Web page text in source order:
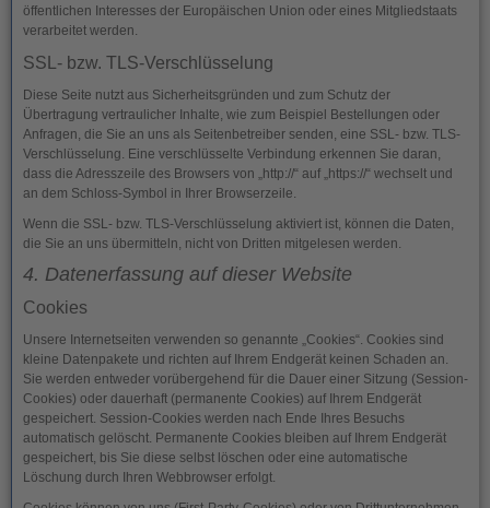
öffentlichen Interesses der Europäischen Union oder eines Mitgliedstaats
verarbeitet werden.
SSL- bzw. TLS-Verschlüsselung
Diese Seite nutzt aus Sicherheitsgründen und zum Schutz der
Übertragung vertraulicher Inhalte, wie zum Beispiel Bestellungen oder
Anfragen, die Sie an uns als Seitenbetreiber senden, eine SSL- bzw. TLS-
Verschlüsselung. Eine verschlüsselte Verbindung erkennen Sie daran,
dass die Adresszeile des Browsers von „http://“ auf „https://“ wechselt und
an dem Schloss-Symbol in Ihrer Browserzeile.
Wenn die SSL- bzw. TLS-Verschlüsselung aktiviert ist, können die Daten,
die Sie an uns übermitteln, nicht von Dritten mitgelesen werden.
4. Datenerfassung auf dieser Website
Cookies
Unsere Internetseiten verwenden so genannte „Cookies“. Cookies sind
kleine Datenpakete und richten auf Ihrem Endgerät keinen Schaden an.
Sie werden entweder vorübergehend für die Dauer einer Sitzung (Session-
Cookies) oder dauerhaft (permanente Cookies) auf Ihrem Endgerät
gespeichert. Session-Cookies werden nach Ende Ihres Besuchs
automatisch gelöscht. Permanente Cookies bleiben auf Ihrem Endgerät
gespeichert, bis Sie diese selbst löschen oder eine automatische
Löschung durch Ihren Webbrowser erfolgt.